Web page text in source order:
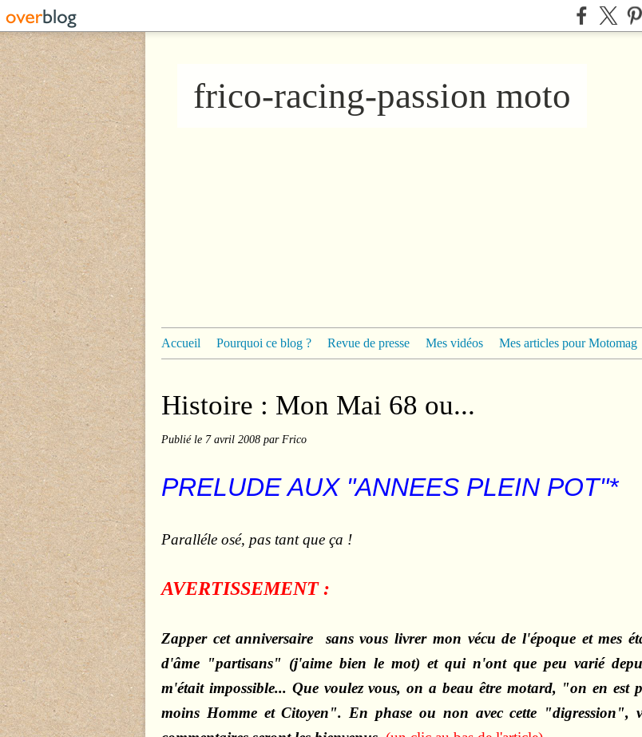
frico-racing-passion moto
Accueil Pourquoi ce blog ? Revue de presse Mes vidéos Mes articles pour Motomag
Histoire : Mon Mai 68 ou...
Publié le 7 avril 2008 par Frico
PRELUDE AUX "ANNEES PLEIN POT"*
Paralléle osé, pas tant que ça !
AVERTISSEMENT :
Zapper cet anniversaire sans vous livrer mon vécu de l'époque et mes
d'âme "partisans" (j'aime bien le mot) et qui n'ont que peu varié
m'était impossible... Que voulez vous, on a beau être motard, "on en est
moins Homme et Citoyen". En phase ou non avec cette "digression",